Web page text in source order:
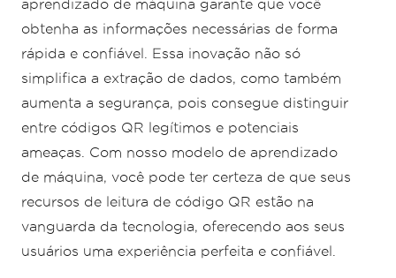
aprendizado de máquina garante que você
obtenha as informações necessárias de forma
rápida e confiável. Essa inovação não só
simplifica a extração de dados, como também
aumenta a segurança, pois consegue distinguir
entre códigos QR legítimos e potenciais
ameaças. Com nosso modelo de aprendizado
de máquina, você pode ter certeza de que seus
recursos de leitura de código QR estão na
vanguarda da tecnologia, oferecendo aos seus
usuários uma experiência perfeita e confiável.